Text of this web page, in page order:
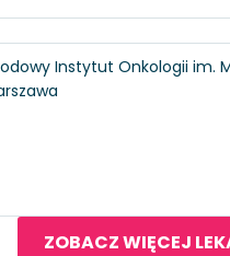
Instytut Onkologii im.
ZOBACZ WIĘCEJ